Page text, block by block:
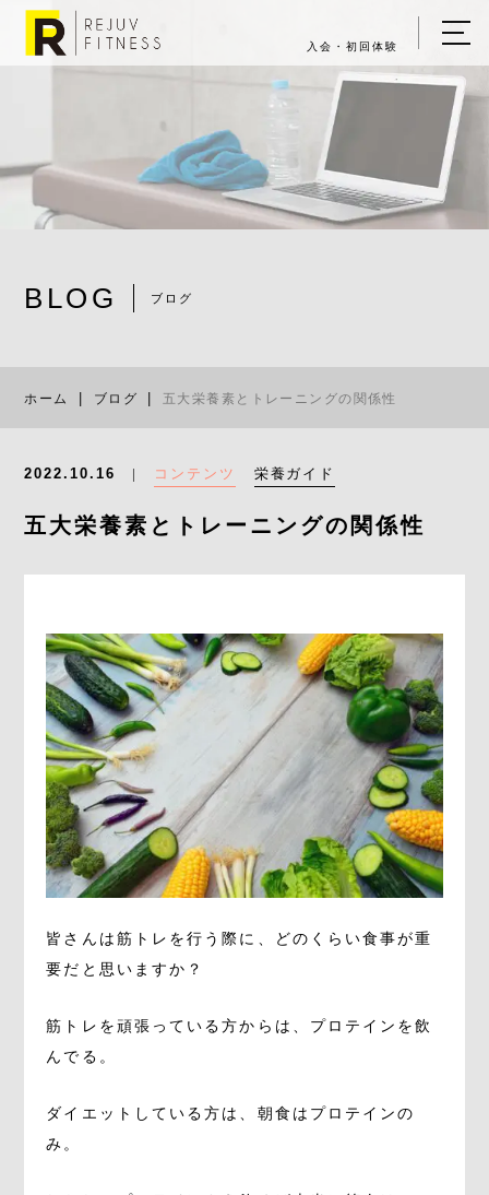
入会・初回体験
BLOG ブログ
ホーム ブログ 五大栄養素とトレーニングの関係性
2022.10.16 コンテンツ 栄養ガイド
五大栄養素とトレーニングの関係性
皆さんは筋トレを行う際に、どのくらい食事が重
要だと思いますか？
筋トレを頑張っている方からは、プロテインを飲
んでる。
ダイエットしている方は、朝食はプロテインの
み。
ホーム
キャンペーン情報
▼ REJUV FITNESSについて
▼ 店舗一覧
ブログ
よくあるご質問
058-338-3504
入会・初回体験はこちら